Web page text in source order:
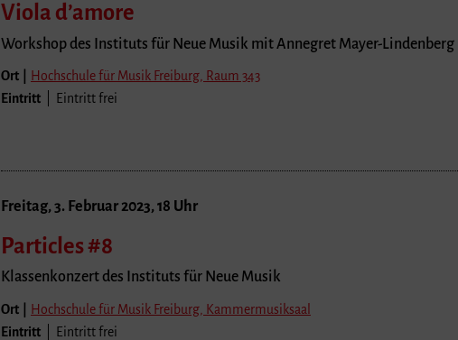
Viola d’amore
Workshop des Instituts für Neue Musik mit Annegret Mayer-Lindenberg
Ort |
Hochschule für Musik Freiburg, Raum 343
Eintritt| Eintritt frei
Freitag, 3. Februar 2023, 18 Uhr
Particles #8
Klassenkonzert des Instituts für Neue Musik
Ort |
Hochschule für Musik Freiburg, Kammermusiksaal
Eintritt| Eintritt frei